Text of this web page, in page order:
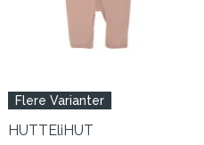
Flere Varianter
HUTTEliHUT